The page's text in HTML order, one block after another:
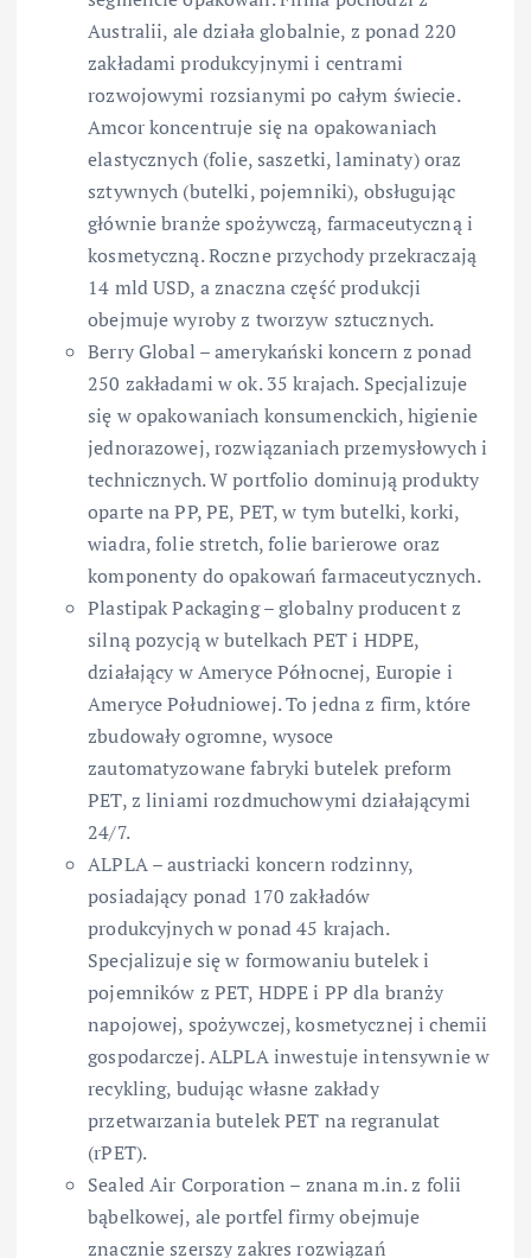
Australii, ale działa globalnie, z ponad 220
zakładami produkcyjnymi i centrami
rozwojowymi rozsianymi po całym świecie.
Amcor koncentruje się na opakowaniach
elastycznych (folie, saszetki, laminaty) oraz
sztywnych (butelki, pojemniki), obsługując
głównie branże spożywczą, farmaceutyczną i
kosmetyczną. Roczne przychody przekraczają
14 mld USD, a znaczna część produkcji
obejmuje wyroby z tworzyw sztucznych.
Berry Global – amerykański koncern z ponad
250 zakładami w ok. 35 krajach. Specjalizuje
się w opakowaniach konsumenckich, higienie
jednorazowej, rozwiązaniach przemysłowych i
technicznych. W portfolio dominują produkty
oparte na PP, PE, PET, w tym butelki, korki,
wiadra, folie stretch, folie barierowe oraz
komponenty do opakowań farmaceutycznych.
Plastipak Packaging – globalny producent z
silną pozycją w butelkach PET i HDPE,
działający w Ameryce Północnej, Europie i
Ameryce Południowej. To jedna z firm, które
zbudowały ogromne, wysoce
zautomatyzowane fabryki butelek preform
PET, z liniami rozdmuchowymi działającymi
24/7.
ALPLA – austriacki koncern rodzinny,
posiadający ponad 170 zakładów
produkcyjnych w ponad 45 krajach.
Specjalizuje się w formowaniu butelek i
pojemników z PET, HDPE i PP dla branży
napojowej, spożywczej, kosmetycznej i chemii
gospodarczej. ALPLA inwestuje intensywnie w
recykling, budując własne zakłady
przetwarzania butelek PET na regranulat
(rPET).
Sealed Air Corporation – znana m.in. z folii
bąbelkowej, ale portfel firmy obejmuje
znacznie szerszy zakres rozwiązań